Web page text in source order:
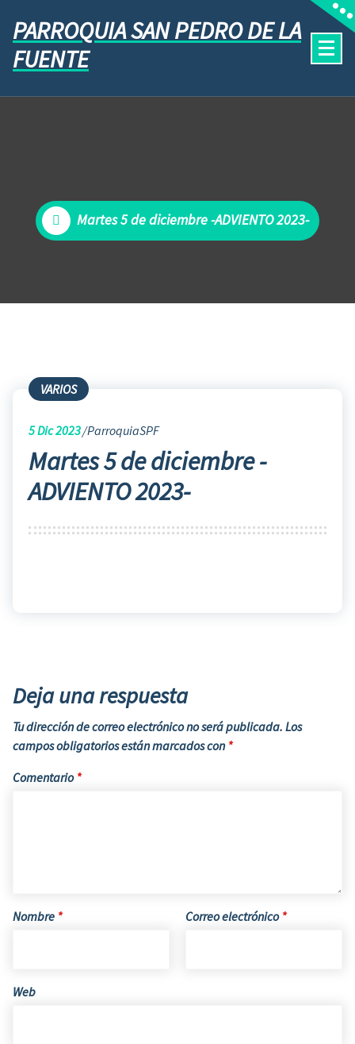
PARROQUIA SAN PEDRO DE LA
FUENTE
Martes 5 de diciembre -ADVIENTO 2023-
VARIOS
5Dic 2023 ParroquiaSPF
Martes 5 de diciembre -
ADVIENTO 2023-
Deja una respuesta
Tu dirección de correo electrónico no será publicada. Los
campos obligatorios están marcados con *
Comentario *
Nombre * Correo electrónico *
Web